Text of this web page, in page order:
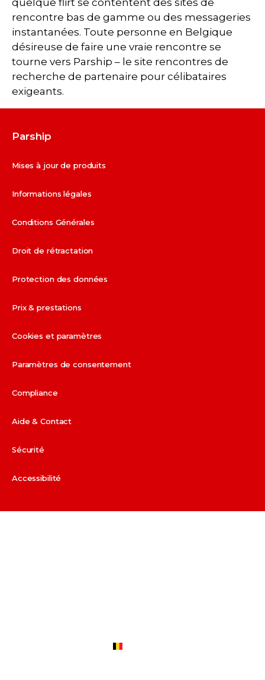
rencontre bas de gamme ou des messageries
instantanées. Toute personne en Belgique
désireuse de faire une vraie rencontre se
tourne vers Parship – le site rencontres de
recherche de partenaire pour célibataires
exigeants.
Parship
Mises à jour de produits
Informations légales
Conditions Générales
Droit de rétractation
Protection des données
Prix & prestations
Cookies et paramètres
Paramètres de consentement
Compliance
Aide & Contact
Sécurité
Accessibilité
parship.de